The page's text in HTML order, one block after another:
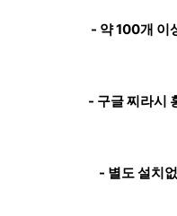
- 약 100개 이
- 구글 찌라시
- 별도 설치